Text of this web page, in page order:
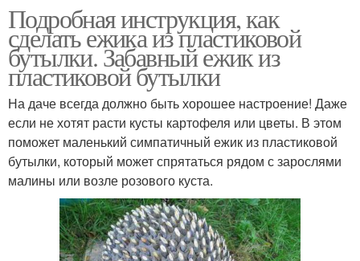
Подробная инструкция, как
сделать ежика из пластиковой
бутылки. Забавный ежик из
пластиковой бутылки
На даче всегда должно быть хорошее настроение! Даже
если не хотят расти кусты картофеля или цветы. В этом
поможет маленький симпатичный ежик из пластиковой
бутылки, который может спрятаться рядом с зарослями
малины или возле розового куста.